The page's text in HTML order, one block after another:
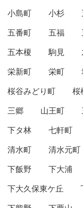
小島町
小杉
五番町
五福
五本榎
駒見
栄新町
栄町
桜谷みどり町
桜
三郷
山王町
下タ林
七軒町
清水町
清水元町
下飯野
下大浦
下大久保東ケ丘